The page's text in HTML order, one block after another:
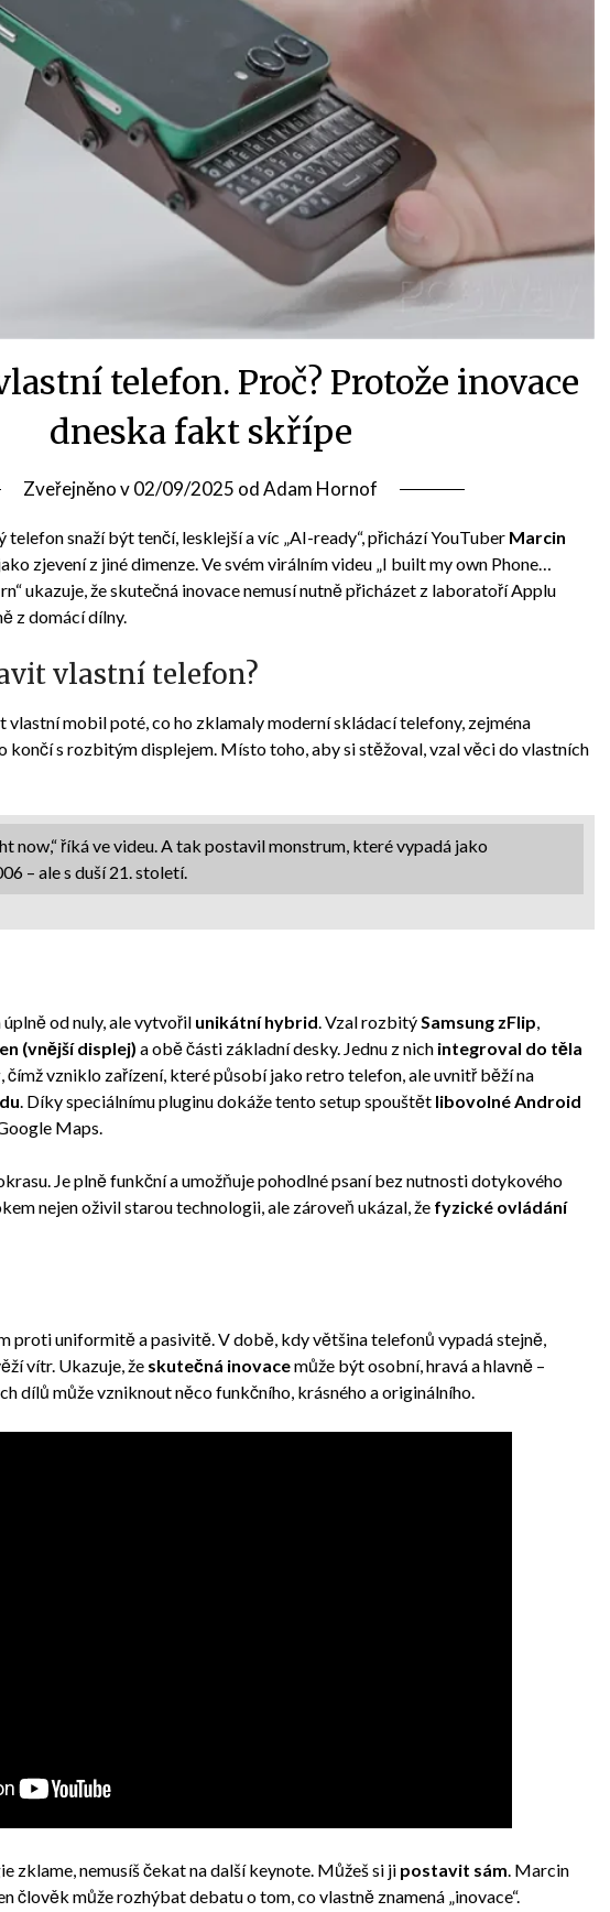
telefon. Proč? Protože inovace
dneska fakt skřípe
Zveřejněno v02/09/2025 odAdam Hornof
telefon snaží být tenčí, lesklejší a víc „AI-ready“, přichází YouTuber Marcin
zjevení z jiné dimenze. Ve svém virálním videu „I built my own Phone…
ukazuje, že skutečná inovace nemusí nutně přicházet z laboratoří Applu
z domácí dílny.
vlastní telefon?
mobil poté, co ho zklamaly moderní skládací telefony, zejména
končí s rozbitým displejem. Místo toho, aby si stěžoval, vzal věci do vlastních
now,“ říká ve videu. A tak postavil monstrum, které vypadá jako
– ale s duší 21. století.
od nuly, ale vytvořil unikátní hybrid. Vzal rozbitýSamsung zFlip,
(vnější displej) a obě části základní desky. Jednu z nich integroval do těla
, čímž vzniklo zařízení, které působí jako retro telefon, ale uvnitř běží na
. Díky speciálnímu pluginu dokáže tento setup spouštět libovolné Android
Maps.
Je plně funkční a umožňuje pohodlné psaní bez nutnosti dotykového
nejen oživil starou technologii, ale zároveň ukázal, že fyzické ovládání
proti uniformitě a pasivitě. V době, kdy většina telefonů vypadá stejně,
vítr. Ukazuje, že skutečná inovacemůže být osobní, hravá a hlavně –
dílů může vzniknout něco funkčního, krásného a originálního.
zklame, nemusíš čekat na další keynote. Můžeš si ji postavit sám. Marcin
člověk může rozhýbat debatu o tom, co vlastně znamená „inovace“.